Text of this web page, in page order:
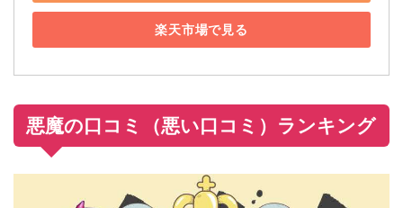
楽天市場で見る
悪魔の口コミ（悪い口コミ）ランキング